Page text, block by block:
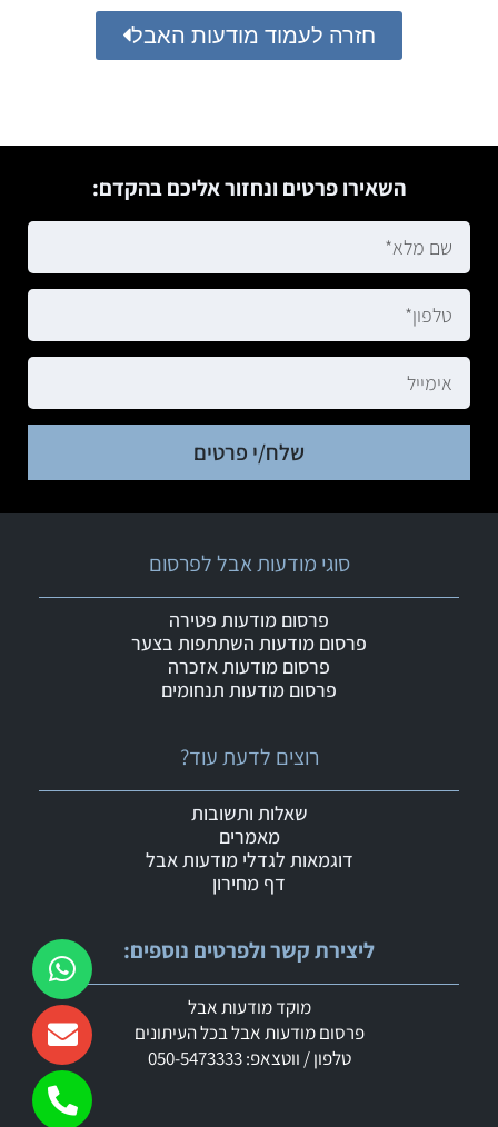
חזרה לעמוד מודעות האבל
השאירו פרטים ונחזור אליכם בהקדם:
שלח/י פרטים
ליצירת קשר ולפרטים נוספים:
מוקד מודעות אבל
פרסום מודעות אבל בכל העיתונים
טלפון / ווטצאפ: 050-5473333
רוצים לדעת עוד?
שאלות ותשובות
מאמרים
דוגמאות לגדלי מודעות אבל
דף מחירון
סוגי מודעות אבל לפרסום
פרסום מודעות פטירה
פרסום מודעות השתתפות בצער
פרסום מודעות אזכרה
פרסום מודעות תנחומים